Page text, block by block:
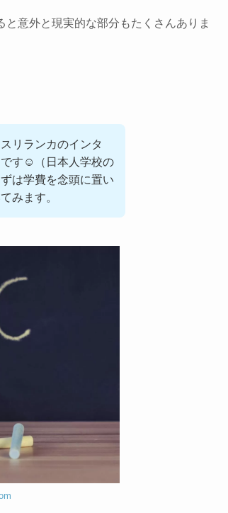
意外と現実的な部分もたくさんありま
リランカのインタ
です☺️（日本人学校の
は学費を念頭に置い
みます。